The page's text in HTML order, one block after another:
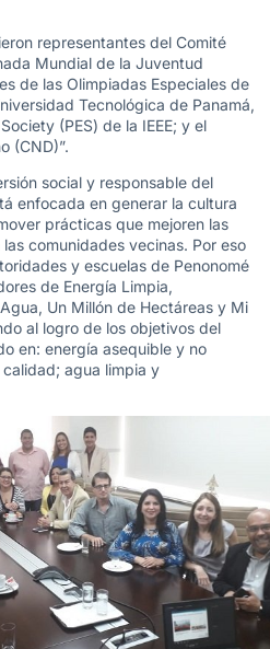
representantes del Comité
Mundial de la Juventud
de las Olimpiadas Especiales de
Tecnológica de Panamá,
(PES) de la IEEE; y el
(CND)”.
social y responsable del
enfocada en generar la cultura
prácticas que mejoren las
comunidades vecinas. Por eso
y escuelas de Penonomé
de Energía Limpia,
Un Millón de Hectáreas y Mi
al logro de los objetivos del
en: energía asequible y no
agua limpia y